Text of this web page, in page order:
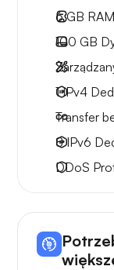
6 GB RAM
100 GB
1 IPv4
Transfer
8 IPv6
DDoS